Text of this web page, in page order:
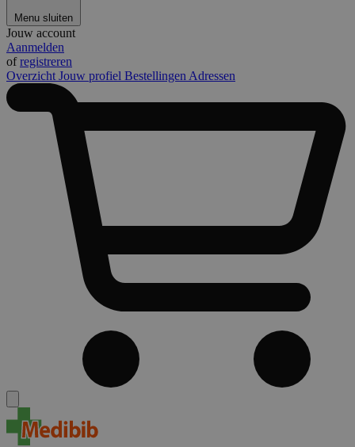
Menu sluiten
Jouw account
Aanmelden
ofregistreren
Overzicht Jouw profiel Bestellingen Adressen